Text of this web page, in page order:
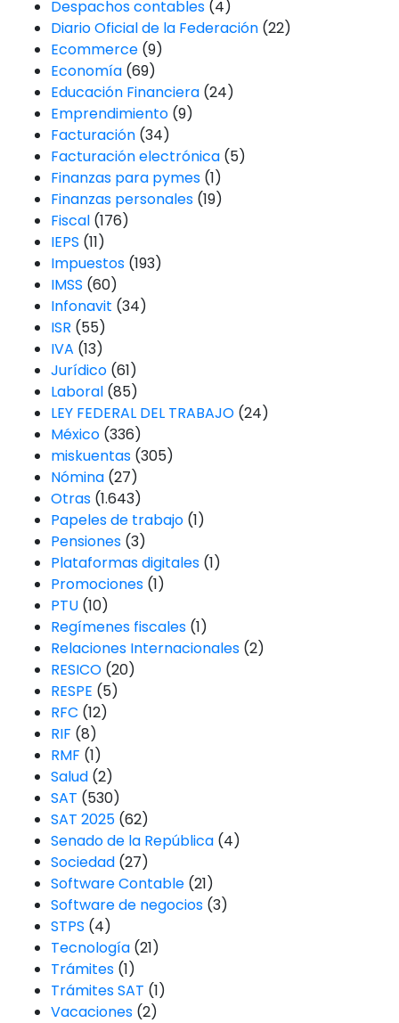
Despachos contables(4)
Diario Oficial de la Federación(22)
Ecommerce(9)
Economía(69)
Educación Financiera(24)
Emprendimiento(9)
Facturación(34)
Facturación electrónica(5)
Finanzas para pymes(1)
Finanzas personales(19)
Fiscal(176)
IEPS (11)
Impuestos(193)
IMSS (60)
Infonavit (34)
ISR (55)
IVA (13)
Jurídico(61)
Laboral(85)
LEY FEDERAL DEL TRABAJO(24)
México(336)
miskuentas(305)
Nómina(27)
Otras(1.643)
Papeles de trabajo(1)
Pensiones(3)
Plataformas digitales(1)
Promociones(1)
PTU(10)
Regímenes fiscales(1)
Relaciones Internacionales(2)
RESICO(20)
RESPE (5)
RFC (12)
RIF (8)
RMF (1)
Salud(2)
SAT (530)
SAT 2025(62)
Senado de la República(4)
Sociedad(27)
Software Contable(21)
Software de negocios(3)
STPS (4)
Tecnología(21)
Trámites(1)
Trámites SAT (1)
Vacaciones(2)